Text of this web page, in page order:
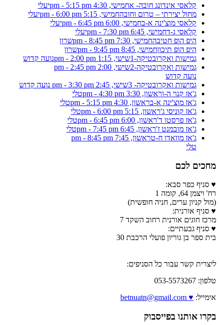
קלאסי אינדונג חובה- אחמישי, 4:30 pm - 5:15 pm
יעלי
מחול יצירתי – טרום וחובהחמישי, 5:15 pm - 6:00 pm
יעלי
קלאסי מוצ'ינה א-בחמישי, 6:00 pm - 6:45 pm
יעלי
קלאסי ג-דחמישי, 6:45 pm - 7:30 pm
יעלי
היפ הופ חטיבהחמישי, 7:30 pm - 8:45 pm
שרון
היפ הופ תיכוןחמישי, 8:45 pm - 9:45 pm
שרון
גמישות ואקרובטיקה-1 שישי, 1:15 pm - 2:00 pm
נועה קדוש
גמישות ואקרובטיקה-2 שישי, 2:00 pm - 2:45 pm
נועה קדוש
גמישות ואקרובטיקה- 3
שישי, 2:45 pm - 3:30 pm
נועה קדוש
ג'אז קנוי ה-וראשון, 3:30 pm - 4:30 pm
טלי
ג'אז מוצ'ינה א-בראשון, 4:30 pm - 5:15 pm
טלי
ג'אז קוניסי ג'ראשון, 5:15 pm - 6:00 pm
טלי
ג'אז פרסטו ד'ראשון, 6:00 pm - 6:45 pm
טלי
ג'אז מובמנט ז'ראשון, 6:45 pm - 7:45 pm
טלי
ג'אז מוואדו ח-טראשון, 7:45 pm - 8:45 pm
טלי
מחכים לכם
♥ סניף כפר סבא:
רח' ויצמן 64, קומה 1
(מול קניון ערים, חניה חופשית)
♥ סניף אורנית:
מרכז חוגים אורנית רחוב השקד 7
♥ סניף גבעתיים:
בית ספר בן גוריון פועלי הרכבת 30
ליצרית קשר עבור כל הסניפים:
טלפון: 053-5573267
אימייל: ♥ betnuatn@gmail.com
בקרו אותנו בפייסבוק